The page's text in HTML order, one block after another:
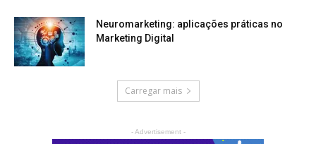
Neuromarketing: aplicações práticas no
Marketing Digital
Carregar mais
- Advertisement -